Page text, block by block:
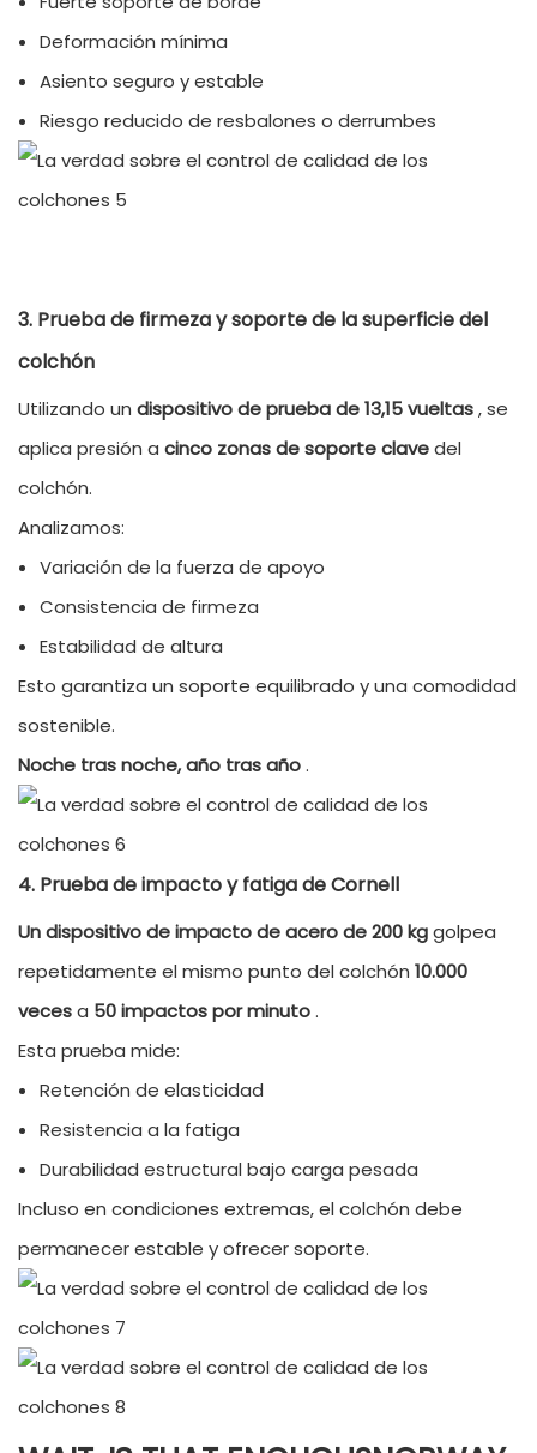
Deformación mínima
Asiento seguro y estable
Riesgo reducido de resbalones o derrumbes
3. Prueba de firmeza y soporte de la superficie del
colchón
Utilizando un dispositivo de prueba de 13,15 vueltas, se
aplica presión a cinco zonas de soporte clavedel
colchón.
Analizamos:
Variación de la fuerza de apoyo
Consistencia de firmeza
Estabilidad de altura
Esto garantiza un soporte equilibrado y una comodidad
sostenible.
Noche tras noche, año tras año.
4. Prueba de impacto y fatiga de Cornell
Un dispositivo de impacto de acero de 200 kggolpea
repetidamente el mismo punto del colchón 10.000
vecesa 50 impactos por minuto.
Esta prueba mide:
Retención de elasticidad
Resistencia a la fatiga
Durabilidad estructural bajo carga pesada
Incluso en condiciones extremas, el colchón debe
permanecer estable y ofrecer soporte.